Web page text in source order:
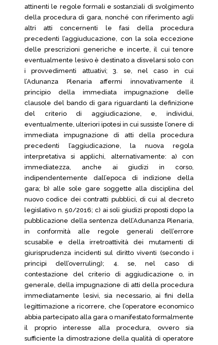
attinenti le regole formali e sostanziali di svolgimento
della procedura di gara, nonché con riferimento agli
altri atti concernenti le fasi della procedura
precedenti l’aggiuducazione, con la sola eccezione
delle prescrizioni generiche e incerte, il cui tenore
eventualmente lesivo è destinato a disvelarsi solo con
i provvedimenti attuativi; 3. se, nel caso in cui
l’Adunanza Plenaria affermi innovativamente il
principio della immediata impugnazione delle
clausole del bando di gara riguardanti la definizione
del criterio di aggiudicazione, e, individui,
eventualmente, ulteriori ipotesi in cui sussiste l’onere di
immediata impugnazione di atti della procedura
precedenti l’aggiudicazione, la nuova regola
interpretativa si applichi, alternativamente: a) con
immediatezza, anche ai giudizi in corso,
indipendentemente dall’epoca di indizione della
gara; b) alle sole gare soggette alla disciplina del
nuovo codice dei contratti pubblici, di cui al decreto
legislativo n. 50/2016; c) ai soli giudizi proposti dopo la
pubblicazione della sentenza dell’Adunanza Plenaria,
in conformità alle regole generali dell’errore
scusabile e della irretroattività dei mutamenti di
giurisprudenza incidenti sul diritto viventi (secondo i
principi dell’overruling); 4. se, nel caso di
contestazione del criterio di aggiudicazione o, in
generale, della impugnazione di atti della procedura
immediatamente lesivi, sia necessario, ai fini della
legittimazione a ricorrere, che l’operatore economico
abbia partecipato alla gara o manifestato formalmente
il proprio interesse alla procedura, ovvero sia
sufficiente la dimostrazione della qualità di operatore